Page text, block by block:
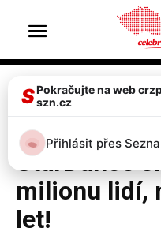
Celebrity Top 2
Sobotní
StarDance
milionu lidí,
let!
SPokračujte na web
szn.cz
Přihlásit přes